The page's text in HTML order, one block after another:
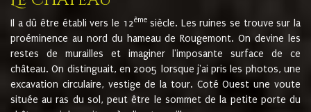
Il a dû être établi vers le 12èmesiècle. Les ruines se trouve sur la
proéminence au nord du hameau de Rougemont. On devine les
restes de murailles et imaginer l'imposante surface de ce
château. On distinguait, en 2005 lorsque j'ai pris les photos, une
excavation circulaire, vestige de la tour. Coté Ouest une voute
située au ras du sol, peut être le sommet de la petite porte du